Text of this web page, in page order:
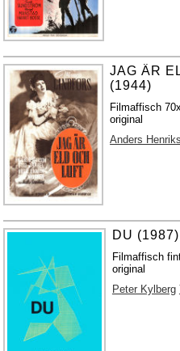
JAG ÄR
(1944)
Filmaffisch
original
Anders
DU (1987)
Filmaffisch
original
Peter Kylberg